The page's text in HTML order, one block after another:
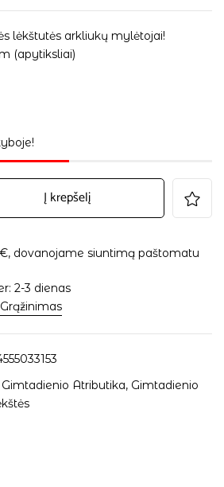
lėkštutės arkliukų mylėtojai!
(apytiksliai)
Į krepšelį
dovanojame siuntimą paštomatu
2-3 dienas
Gimtadienio Atributika, Gimtadienio